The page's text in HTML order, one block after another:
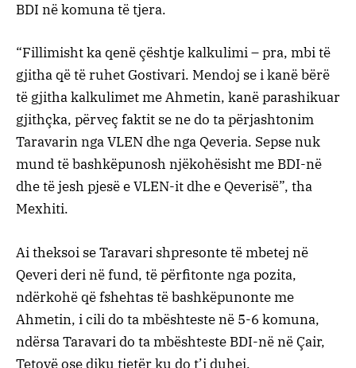
BDI në komuna të tjera.
“Fillimisht ka qenë çështje kalkulimi – pra, mbi të
gjitha që të ruhet Gostivari. Mendoj se i kanë bërë
të gjitha kalkulimet me Ahmetin, kanë parashikuar
gjithçka, përveç faktit se ne do ta përjashtonim
Taravarin nga VLEN dhe nga Qeveria. Sepse nuk
mund të bashkëpunosh njëkohësisht me BDI-në
dhe të jesh pjesë e VLEN-it dhe e Qeverisë”, tha
Mexhiti.
Ai theksoi se Taravari shpresonte të mbetej në
Qeveri deri në fund, të përfitonte nga pozita,
ndërkohë që fshehtas të bashkëpunonte me
Ahmetin, i cili do ta mbështeste në 5-6 komuna,
ndërsa Taravari do ta mbështeste BDI-në në Çair,
Tetovë ose diku tjetër ku do t’i duhej.